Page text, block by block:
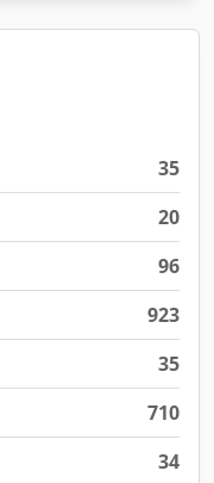
35
20
96
923
35
710
34